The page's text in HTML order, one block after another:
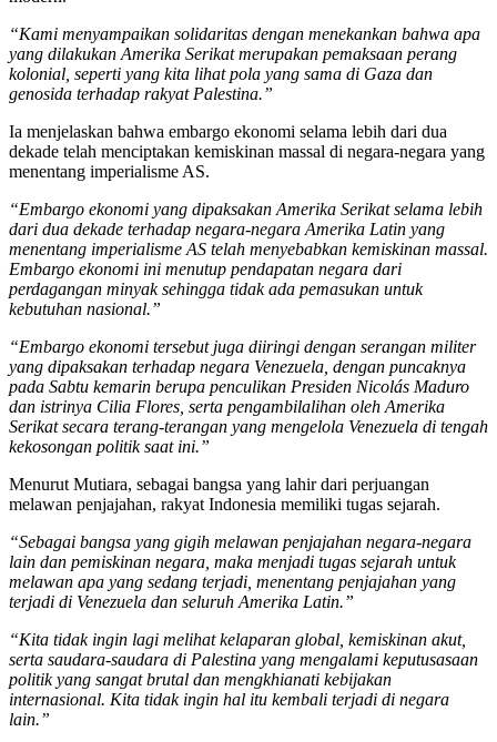
“Kami menyampaikan solidaritas dengan menekankan bahwa apa
yang dilakukan Amerika Serikat merupakan pemaksaan perang
kolonial, seperti yang kita lihat pola yang sama di Gaza dan
genosida terhadap rakyat Palestina.”
Ia menjelaskan bahwa embargo ekonomi selama lebih dari dua
dekade telah menciptakan kemiskinan massal di negara-negara yang
menentang imperialisme AS.
“Embargo ekonomi yang dipaksakan Amerika Serikat selama lebih
dari dua dekade terhadap negara-negara Amerika Latin yang
menentang imperialisme AS telah menyebabkan kemiskinan massal.
Embargo ekonomi ini menutup pendapatan negara dari
perdagangan minyak sehingga tidak ada pemasukan untuk
kebutuhan nasional.”
“Embargo ekonomi tersebut juga diiringi dengan serangan militer
yang dipaksakan terhadap negara Venezuela, dengan puncaknya
pada Sabtu kemarin berupa penculikan Presiden Nicolás Maduro
dan istrinya Cilia Flores, serta pengambilalihan oleh Amerika
Serikat secara terang-terangan yang mengelola Venezuela di tengah
kekosongan politik saat ini.”
Menurut Mutiara, sebagai bangsa yang lahir dari perjuangan
melawan penjajahan, rakyat Indonesia memiliki tugas sejarah.
“Sebagai bangsa yang gigih melawan penjajahan negara-negara
lain dan pemiskinan negara, maka menjadi tugas sejarah untuk
melawan apa yang sedang terjadi, menentang penjajahan yang
terjadi di Venezuela dan seluruh Amerika Latin.”
“Kita tidak ingin lagi melihat kelaparan global, kemiskinan akut,
serta saudara-saudara di Palestina yang mengalami keputusasaan
politik yang sangat brutal dan mengkhianati kebijakan
internasional. Kita tidak ingin hal itu kembali terjadi di negara
lain.”